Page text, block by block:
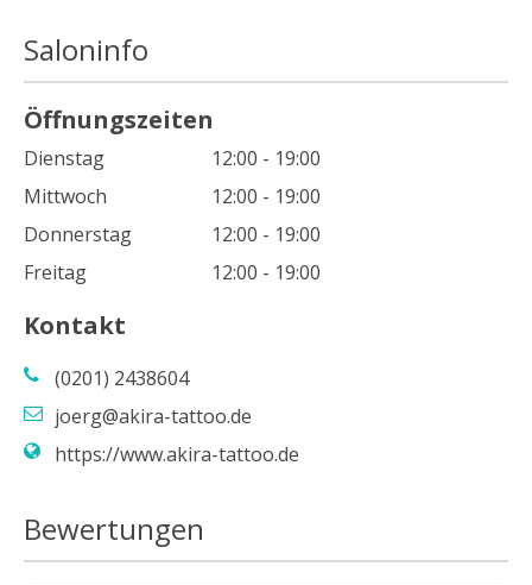
Saloninfo
Öffnungszeiten
Dienstag
12:00 - 19:00
Mittwoch
12:00 - 19:00
Donnerstag
12:00 - 19:00
Freitag
12:00 - 19:00
Kontakt
(0201) 2438604
joerg@akira-tattoo.de
https://www.akira-tattoo.de
Bewertungen